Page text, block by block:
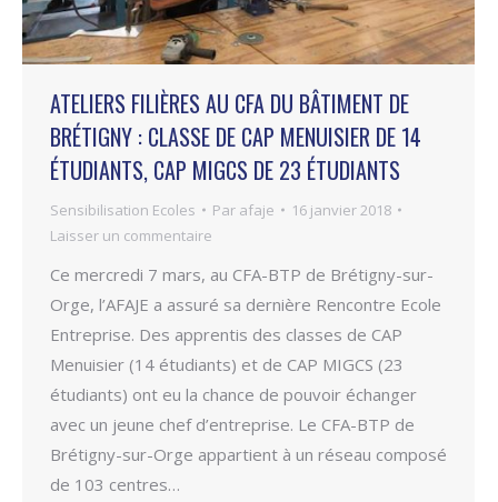
ATELIERS FILIÈRES AU CFA DU BÂTIMENT DE
BRÉTIGNY : CLASSE DE CAP MENUISIER DE 14
ÉTUDIANTS, CAP MIGCS DE 23 ÉTUDIANTS
Sensibilisation Ecoles Par afaje
16 janvier 2018
Laisser un commentaire
Ce mercredi 7 mars, au CFA-BTP de Brétigny-sur-
Orge, l’AFAJE a assuré sa dernière Rencontre Ecole
Entreprise. Des apprentis des classes de CAP
Menuisier (14 étudiants) et de CAP MIGCS (23
étudiants) ont eu la chance de pouvoir échanger
avec un jeune chef d’entreprise. Le CFA-BTP de
Brétigny-sur-Orge appartient à un réseau composé
de 103 centres…